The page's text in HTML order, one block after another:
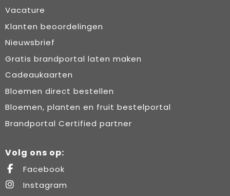
Vacature
Klanten beoordelingen
Nieuwsbrief
Gratis brandportal laten maken
Cadeaukaarten
Bloemen direct bestellen
Bloemen, planten en fruit bestelportal
Brandportal Certified partner
Volg ons op:
Facebook
Instagram